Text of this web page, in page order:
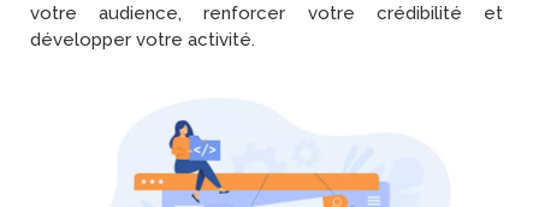
votre audience, renforcer votre crédibilité et
développer votre activité.